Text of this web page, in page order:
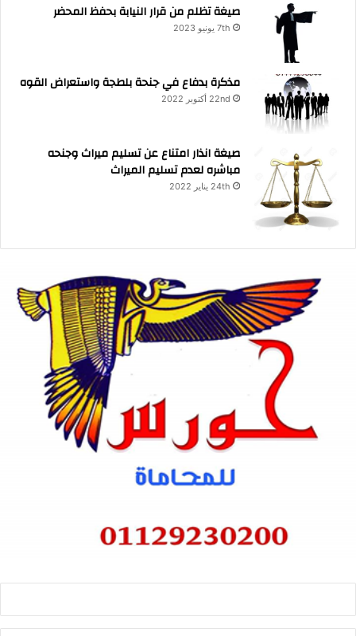
صيغة تظلم من قرار النيابة بحفظ المحضر
7th يونيو 2023
مذكرة بدفاع في جنحة بلطجة واستعراض القوه
22nd أكتوبر 2022
صيغة انذار امتناع عن تسليم ميراث وجنحه
مباشره لعدم تسليم الميراث
24th يناير 2022